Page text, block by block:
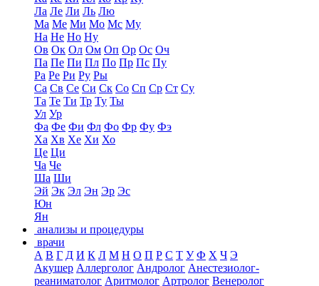
Ла Ле Ли Ль Лю
Ма Ме Ми Мо Мс Му
На Не Но Ну
Ов Ок Ол Ом Оп Ор Ос Оч
Па Пе Пи Пл По Пр Пс Пу
Ра Ре Ри Ру Ры
Са Св Се Си Ск Со Сп Ср Ст Су
Та Те Ти Тр Ту Ты
Ул Ур
Фа Фе Фи Фл Фо Фр Фу Фэ
Ха Хв Хе Хи Хо
Це Ци
Ча Че
Ша Ши
Эй Эк Эл Эн Эр Эс
Юн
Ян
анализы и процедуры
врачи
А В Г Д И К Л М Н О П Р С Т У Ф Х Ч Э
Акушер Аллерголог Андролог Анестезиолог-
реаниматолог Аритмолог Артролог Венеролог